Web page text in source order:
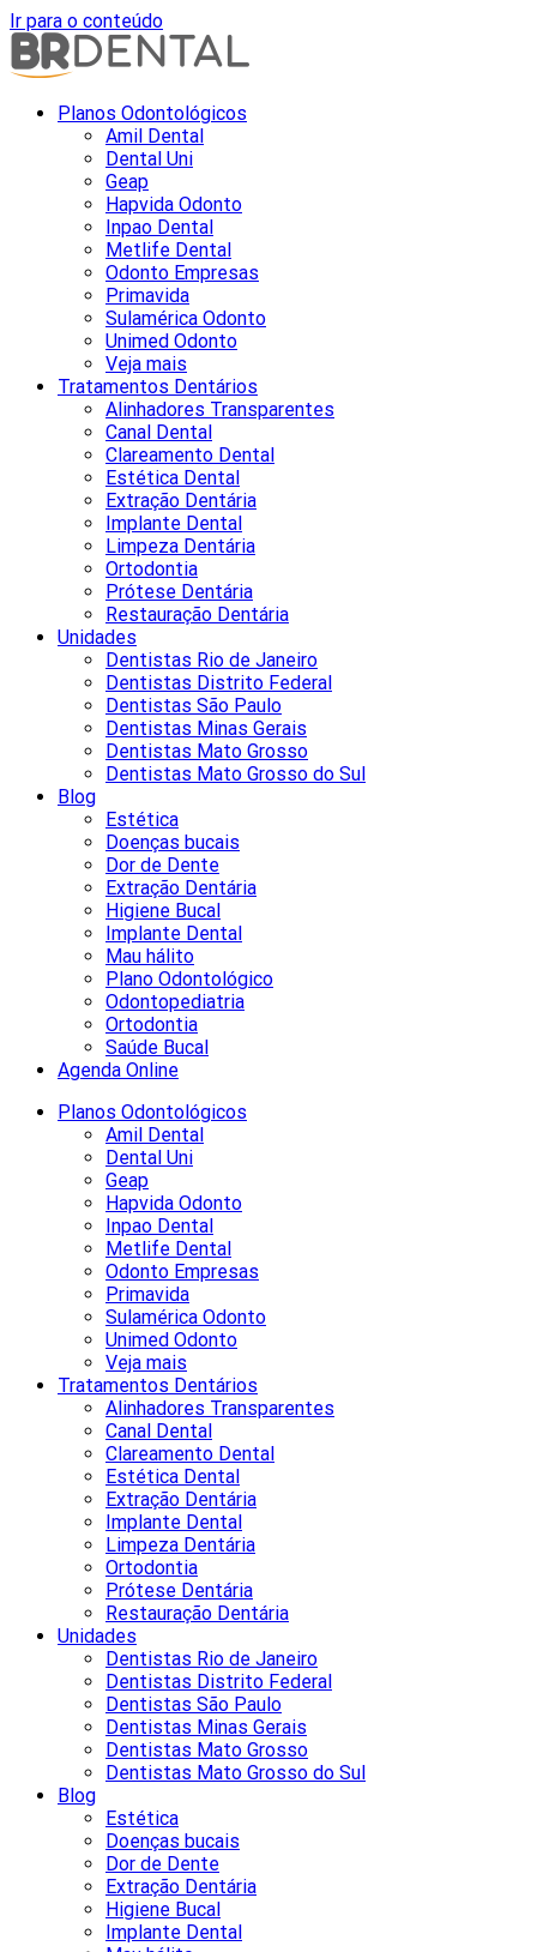
Ir para o conteúdo
Planos Odontológicos
Amil Dental
Dental Uni
Geap
Hapvida Odonto
Inpao Dental
Metlife Dental
Odonto Empresas
Primavida
Sulamérica Odonto
Unimed Odonto
Veja mais
Tratamentos Dentários
Alinhadores Transparentes
Canal Dental
Clareamento Dental
Estética Dental
Extração Dentária
Implante Dental
Limpeza Dentária
Ortodontia
Prótese Dentária
Restauração Dentária
Unidades
Dentistas Rio de Janeiro
Dentistas Distrito Federal
Dentistas São Paulo
Dentistas Minas Gerais
Dentistas Mato Grosso
Dentistas Mato Grosso do Sul
Blog
Estética
Doenças bucais
Dor de Dente
Extração Dentária
Higiene Bucal
Implante Dental
Mau hálito
Plano Odontológico
Odontopediatria
Ortodontia
Saúde Bucal
Agenda Online
Planos Odontológicos
Amil Dental
Dental Uni
Geap
Hapvida Odonto
Inpao Dental
Metlife Dental
Odonto Empresas
Primavida
Sulamérica Odonto
Unimed Odonto
Veja mais
Tratamentos Dentários
Alinhadores Transparentes
Canal Dental
Clareamento Dental
Estética Dental
Extração Dentária
Implante Dental
Limpeza Dentária
Ortodontia
Prótese Dentária
Restauração Dentária
Unidades
Dentistas Rio de Janeiro
Dentistas Distrito Federal
Dentistas São Paulo
Dentistas Minas Gerais
Dentistas Mato Grosso
Dentistas Mato Grosso do Sul
Blog
Estética
Doenças bucais
Dor de Dente
Extração Dentária
Higiene Bucal
Implante Dental